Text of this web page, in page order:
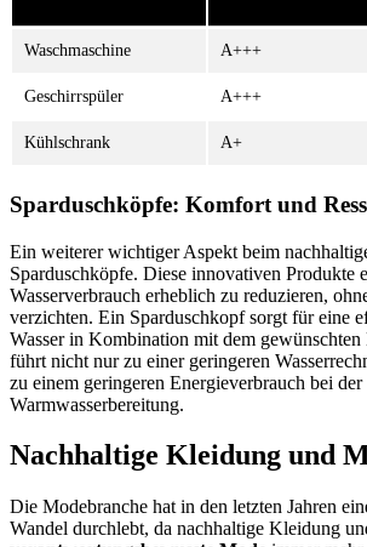
Waschmaschine A+++
Geschirrspüler A+++
Kühlschrank A+
Sparduschköpfe: Komfort und
Ein weiterer wichtiger Aspekt beim
Sparduschköpfe. Diese innovativen Produkte
Wasserverbrauch erheblich zu reduzieren,
verzichten. Ein Sparduschkopf sorgt für eine
Wasser in Kombination mit dem
führt nicht nur zu einer geringeren
zu einem geringeren Energieverbrauch bei der
Warmwasserbereitung.
Nachhaltige Kleidung und
Die Modebranche hat in den letzten Jahren
Wandel durchlebt, da nachhaltige Kleidung